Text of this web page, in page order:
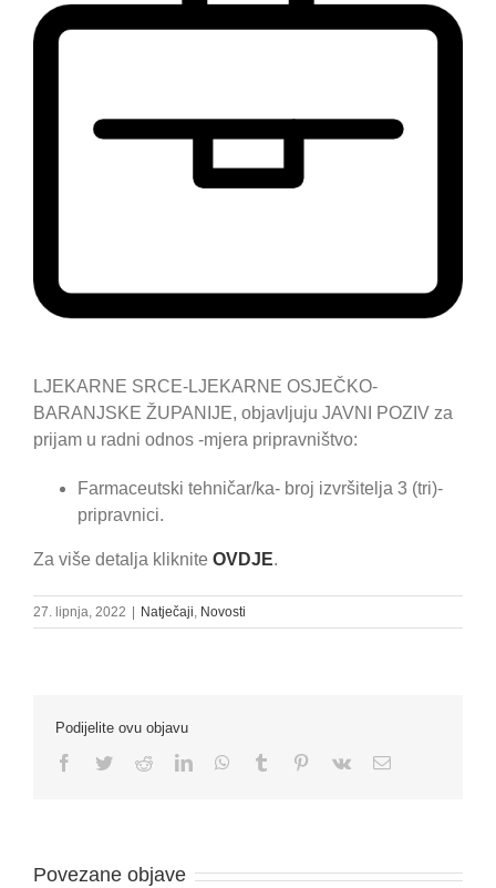
LJEKARNE SRCE-LJEKARNE OSJEČKO-
BARANJSKE ŽUPANIJE, objavljuju JAVNI POZIV za
prijam u radni odnos -mjera pripravništvo:
Farmaceutski tehničar/ka- broj izvršitelja 3 (tri)-
pripravnici.
Za više detalja kliknite OVDJE.
27. lipnja, 2022 Natječaji, Novosti
Podijelite ovu objavu
Facebook
TwitterRedditLinkedInWhatsApp
Tumblr Pinterest
Vk Email:
Povezane objave